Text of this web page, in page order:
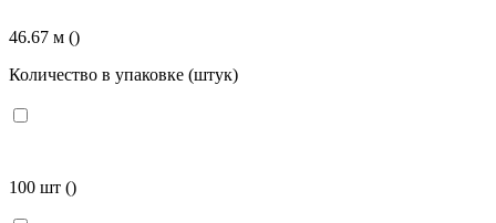
46.67 м ()
Количество в упаковке (штук)
100 шт ()